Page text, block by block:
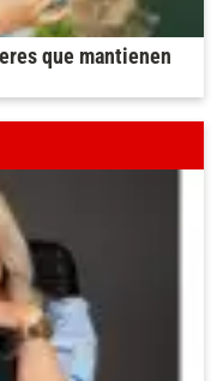
que mantienen